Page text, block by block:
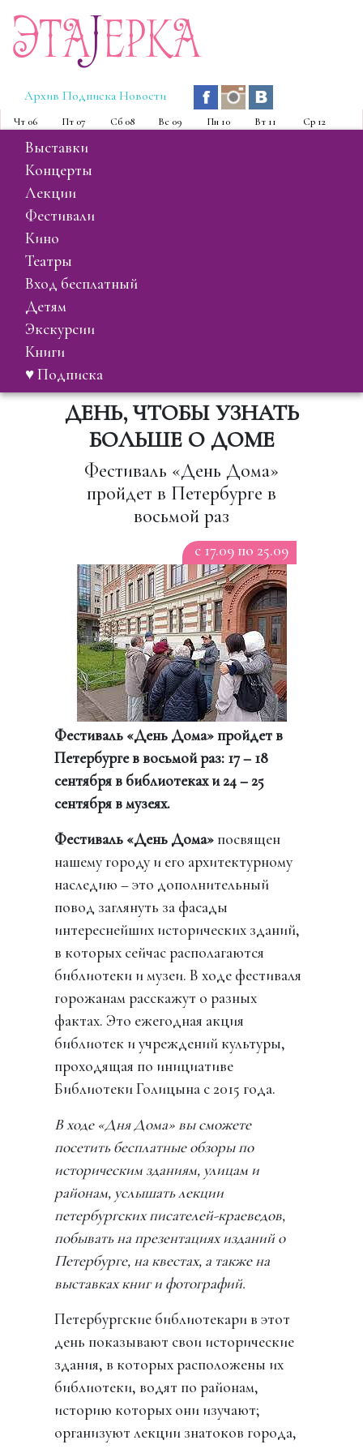
ЭтаJерка
Архив Подписка Новости
Чт 06 Пт 07 Сб 08 Вс 09 Пн 10 Вт 11 Ср 12
выставки
концерты
лекции
фестивали
кино
театры
вход бесплатный
детям
экскурсии
книги
♥ Подписка
ДЕНЬ, ЧТОБЫ УЗНАТЬ
БОЛЬШЕ О ДОМЕ
Фестиваль «День Дома»
пройдет в Петербурге в
восьмой раз
c 17.09 по 25.09
Фестиваль «День Дома» пройдет в
Петербурге в восьмой раз: 17 – 18
сентября в библиотеках и 24 – 25
сентября в музеях.
Фестиваль «День Дома» посвящен
нашему городу и его архитектурному
наследию – это дополнительный
повод заглянуть за фасады
интереснейших исторических зданий,
в которых сейчас располагаются
библиотеки и музеи. В ходе фестиваля
горожанам расскажут о разных
фактах. Это ежегодная акция
библиотек и учреждений культуры,
проходящая по инициативе
Библиотеки Голицына с 2015 года.
В ходе «Дня Дома» вы сможете
посетить бесплатные обзоры по
историческим зданиям, улицам и
районам, услышать лекции
петербургских писателей-краеведов,
побывать на презентациях изданий о
Петербурге, на квестах, а также на
выставках книг и фотографий.
Петербургские библиотекари в этот
день показывают свои исторические
здания, в которых расположены их
библиотеки, водят по районам,
историю которых они изучают;
организуют лекции знатоков города,